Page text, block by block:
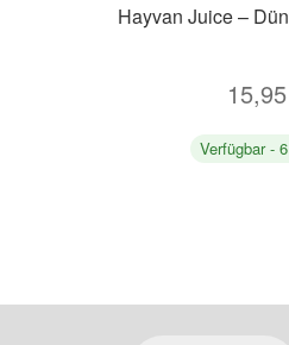
Hayvan Juice –
15,95
Verfügbar -